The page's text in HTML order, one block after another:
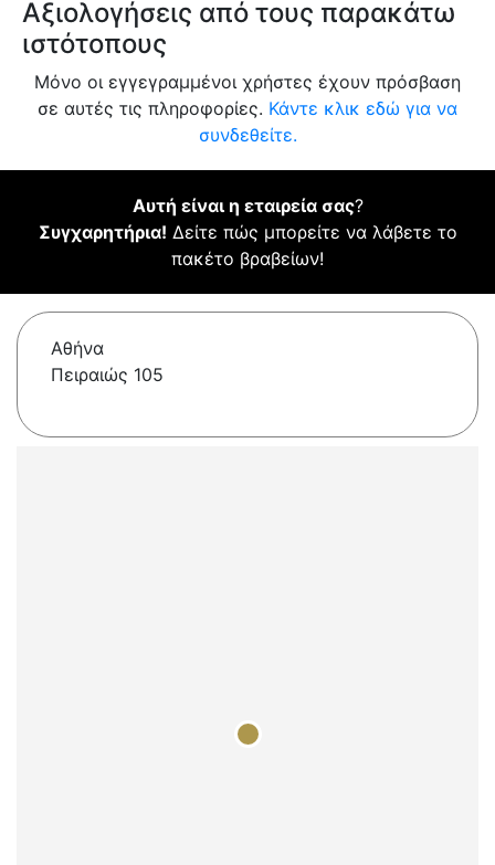
Αξιολογήσεις από τους παρακάτω
ιστότοπους
Μόνο οι εγγεγραμμένοι χρήστες έχουν πρόσβαση
σε αυτές τις πληροφορίες. Κάντε κλικ εδώ για να
συνδεθείτε.
Αυτή είναι η εταιρεία σας?
Συγχαρητήρια! Δείτε πώς μπορείτε να λάβετε το
πακέτο βραβείων!
Αθήνα
Πειραιώς 105